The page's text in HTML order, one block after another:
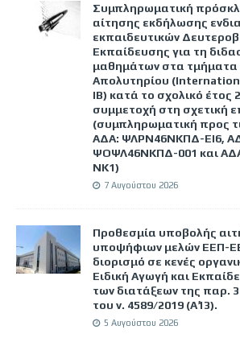
Συμπληρωματική
αίτησης εκδήλωσης
εκπαιδευτικών
Εκπαίδευσης για τη
μαθημάτων στα τμήματα
Απολυτηρίου
IB) κατά το σχολικό έτος
συμμετοχή στη σχετική
(συμπληρωματική προς
ΑΔΑ: ΨΛΡΝ46ΝΚΠΔ-ΕΙ6,
ΨΟΨΛ46ΝΚΠΔ-001 και
ΝΚ1)
7 Αυγούστου 2026
Προθεσμία υποβολής
υποψήφιων μελών ΕΕΠ-
διορισμό σε κενές
Ειδική Αγωγή και
των διατάξεων της παρ.
του ν. 4589/2019 (Α΄13).
5 Αυγούστου 2026